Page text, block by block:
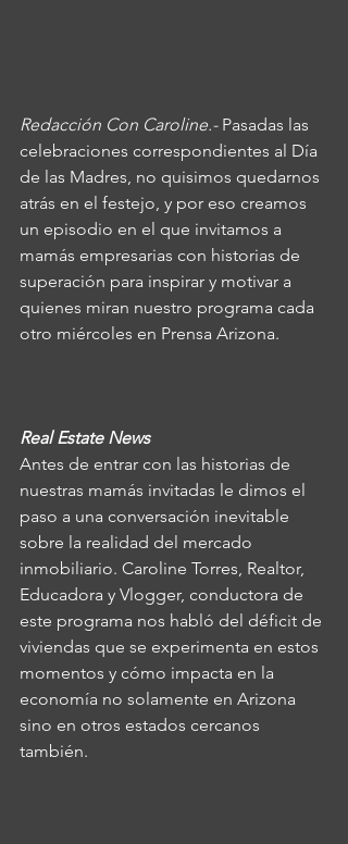
Redacción Con Caroline.- Pasadas las
celebraciones correspondientes al Día
de las Madres, no quisimos quedarnos
atrás en el festejo, y por eso creamos
un episodio en el que invitamos a
mamás empresarias con historias de
superación para inspirar y motivar a
quienes miran nuestro programa cada
otro miércoles en Prensa Arizona.
Real Estate News
Antes de entrar con las historias de
nuestras mamás invitadas le dimos el
paso a una conversación inevitable
sobre la realidad del mercado
inmobiliario. Caroline Torres, Realtor,
Educadora y Vlogger, conductora de
este programa nos habló del déficit de
viviendas que se experimenta en estos
momentos y cómo impacta en la
economía no solamente en Arizona
sino en otros estados cercanos
también.